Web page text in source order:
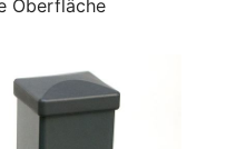
Oberfläche